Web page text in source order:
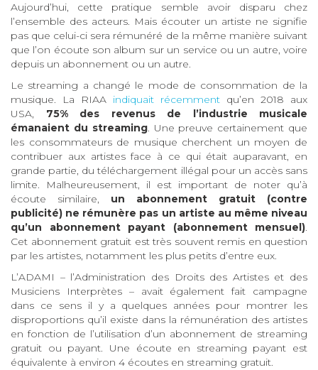
Aujourd’hui, cette pratique semble avoir disparu chez
l’ensemble des acteurs. Mais écouter un artiste ne signifie
pas que celui-ci sera rémunéré de la même manière suivant
que l’on écoute son album sur un service ou un autre, voire
depuis un abonnement ou un autre.
Le streaming a changé le mode de consommation de la
musique. La RIAA indiquait récemment qu’en 2018 aux
USA, 75% des revenus de l’industrie musicale
émanaient du streaming. Une preuve certainement que
les consommateurs de musique cherchent un moyen de
contribuer aux artistes face à ce qui était auparavant, en
grande partie, du téléchargement illégal pour un accès sans
limite. Malheureusement, il est important de noter qu’à
écoute similaire, un abonnement gratuit (contre
publicité) ne rémunère pas un artiste au même niveau
qu’un abonnement payant (abonnement mensuel).
Cet abonnement gratuit est très souvent remis en question
par les artistes, notamment les plus petits d’entre eux.
L’ADAMI – l’Administration des Droits des Artistes et des
Musiciens Interprètes – avait également fait campagne
dans ce sens il y a quelques années pour montrer les
disproportions qu’il existe dans la rémunération des artistes
en fonction de l’utilisation d’un abonnement de streaming
gratuit ou payant. Une écoute en streaming payant est
équivalente à environ 4 écoutes en streaming gratuit.